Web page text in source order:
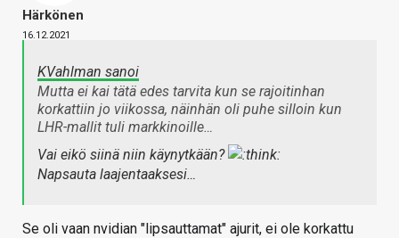
Härkönen
16.12.2021
KVahlman sanoi
Mutta ei kai tätä edes tarvita kun se rajoitinhan
korkattiin jo viikossa, näinhän oli puhe silloin kun
LHR-mallit tuli markkinoille…
Vai eikö siinä niin käynytkään?
Napsauta laajentaaksesi…
Se oli vaan nvidian "lipsauttamat" ajurit, ei ole korkattu